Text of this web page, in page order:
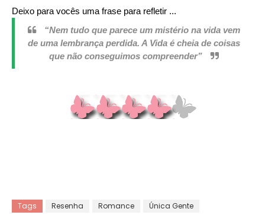
Deixo para vocês uma frase para refletir ...
“Nem tudo que parece um mistério na vida vem
de uma lembrança perdida. A Vida é cheia de coisas
que não conseguimos compreender”
Tags Resenha Romance Única Gente